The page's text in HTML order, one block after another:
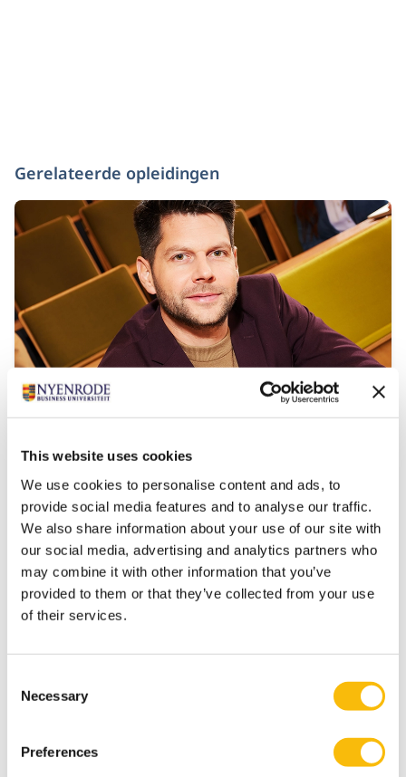
This website uses cookies
We use cookies to personalise content and ads, to
provide social media features and to analyse our traffic.
We also share information about your use of our site with
our social media, advertising and analytics partners who
may combine it with other information that you’ve
provided to them or that they’ve collected from your use
of their services.
Selection
Necessary
Preferences
Gerelateerde opleidingen
Modulair Executive MBA in Business &
voorjaar & najaar
Taal:
Nederlands
Locatie:
Breukelen
Volg de Modular Executive MBA in Business &
Sustainable Transitions en leid duurzame
in strategie en transformatie.